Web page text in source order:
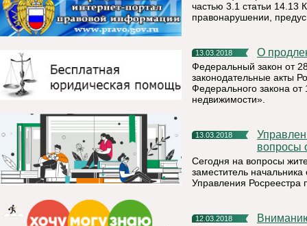
частью 3.1 статьи 14.13
правонарушении,
13.03.2018 О
Федеральный закон от
законодательные акты
Федерального закона
недвижимости».
13.03.2018
Управление Росреестра по Республике Коми: актуальные
вопросы
Сегодня на вопросы
заместитель
Управления Росреестра
12.03.2018